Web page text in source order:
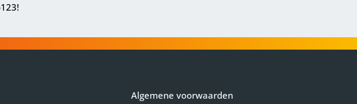
Algemene voorwaarden